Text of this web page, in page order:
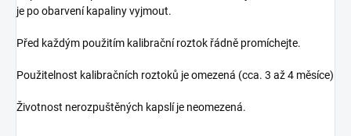
je po obarvení kapaliny vyjmout.
Před každým použitím kalibrační roztok řádně promíchejte.
Použitelnost kalibračních roztoků je omezená (cca. 3 až 4 měsíce)
Životnost nerozpuštěných kapslí je neomezená.